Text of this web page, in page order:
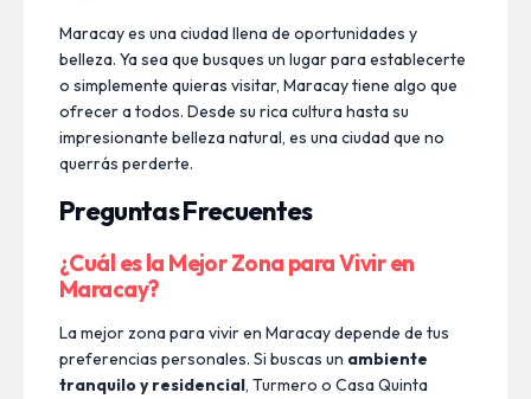
Maracay es una ciudad llena de oportunidades y
belleza. Ya sea que busques un lugar para establecerte
o simplemente quieras visitar, Maracay tiene algo que
ofrecer a todos. Desde su rica cultura hasta su
impresionante belleza natural, es una ciudad que no
querrás perderte.
Preguntas Frecuentes
¿Cuál es la Mejor Zona para Vivir en
Maracay?
La mejor zona para vivir en Maracay depende de tus
preferencias personales. Si buscas un ambiente
tranquilo y residencial, Turmero o Casa Quinta